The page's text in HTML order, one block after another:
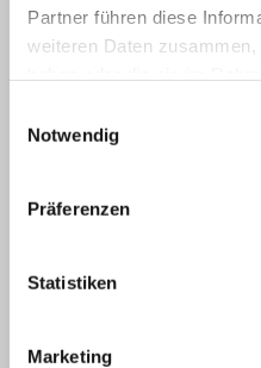
Partner führen diese
weiteren Daten
Notwendig
Präferenzen
Statistiken
Marketing